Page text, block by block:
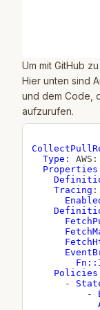
Um mit GitHub
Hier unten sind
und dem Code,
aufzurufen.
Type : AWS :
Properties
Tracing :
Policies
-
-